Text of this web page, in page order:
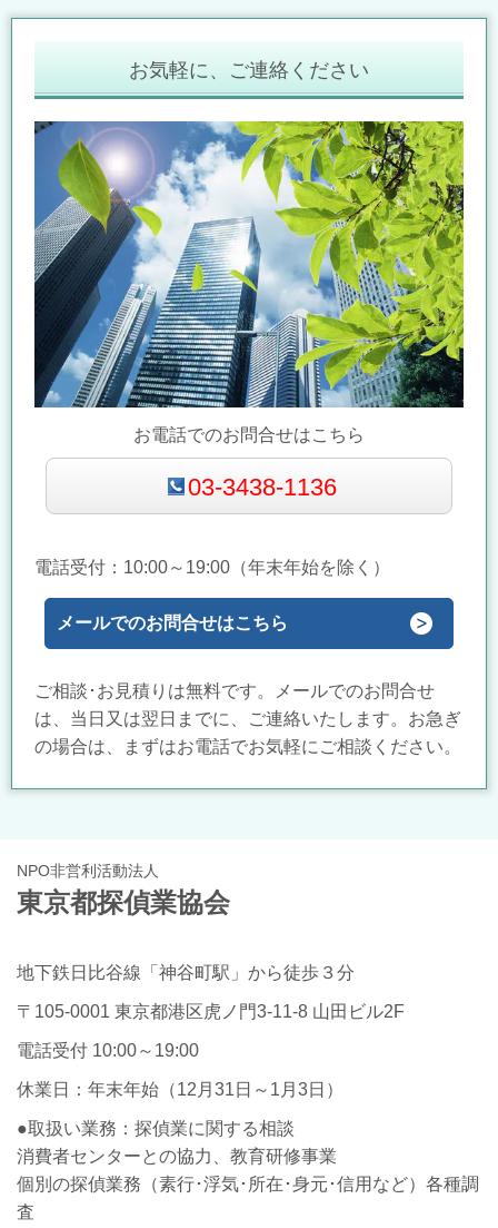
お気軽に、ご連絡ください
お電話でのお問合せはこちら
03-3438-1136
電話受付：10:00～19:00（年末年始を除く）
メールでのお問合せはこちら
ご相談･お見積りは無料です。メールでのお問合せ
は、当日又は翌日までに、ご連絡いたします。お急ぎ
の場合は、まずはお電話でお気軽にご相談ください。
NPO非営利活動法人
東京都探偵業協会
地下鉄日比谷線「神谷町駅」から徒歩３分
〒105-0001 東京都港区虎ノ門3-11-8 山田ビル2F
電話受付 10:00～19:00
休業日：年末年始（12月31日～1月3日）
●取扱い業務：探偵業に関する相談
消費者センターとの協力、教育研修事業
個別の探偵業務（素行･浮気･所在･身元･信用など）各種調
査